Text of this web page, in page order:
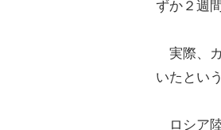
ずか２週
実際、
いたという
ロシア